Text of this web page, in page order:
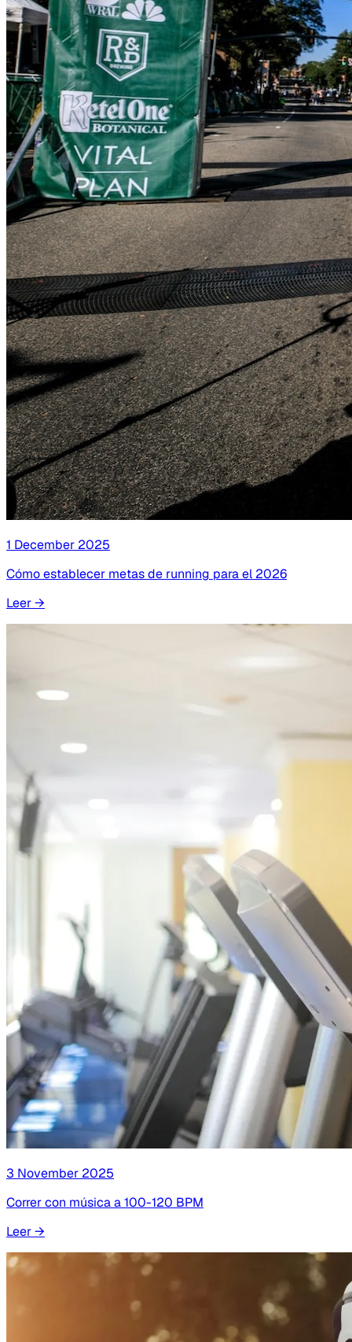
1 December 2025
Cómo establecer metas de running para el 2026
Leer→
3 November 2025
Correr con música a 100-120 BPM
Leer→